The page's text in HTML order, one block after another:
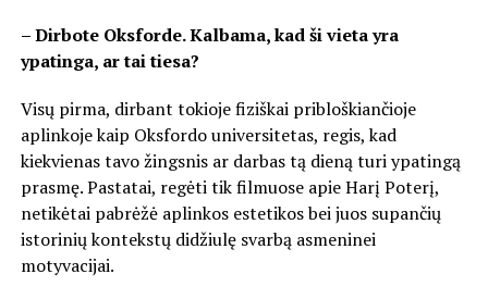
– Dirbote Oksforde. Kalbama, kad ši vieta yra
ypatinga, ar tai tiesa?
Visų pirma, dirbant tokioje fiziškai pribloškiančioje
aplinkoje kaip Oksfordo universitetas, regis, kad
kiekvienas tavo žingsnis ar darbas tą dieną turi ypatingą
prasmę. Pastatai, regėti tik filmuose apie Harį Poterį,
netikėtai pabrėžė aplinkos estetikos bei juos supančių
istorinių kontekstų didžiulę svarbą asmeninei
motyvacijai.